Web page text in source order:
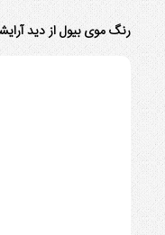
رنگ موی بیول از دید